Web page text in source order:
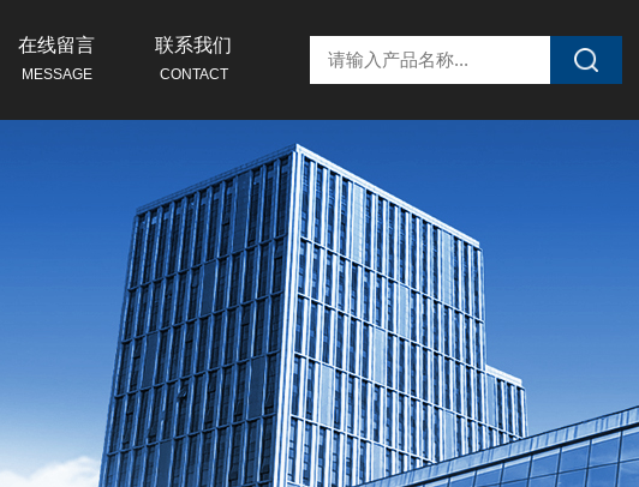
在线留言
MESSAGE
联系我们
CONTACT